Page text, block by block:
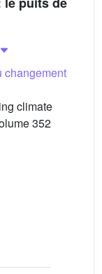
changement
climate
352